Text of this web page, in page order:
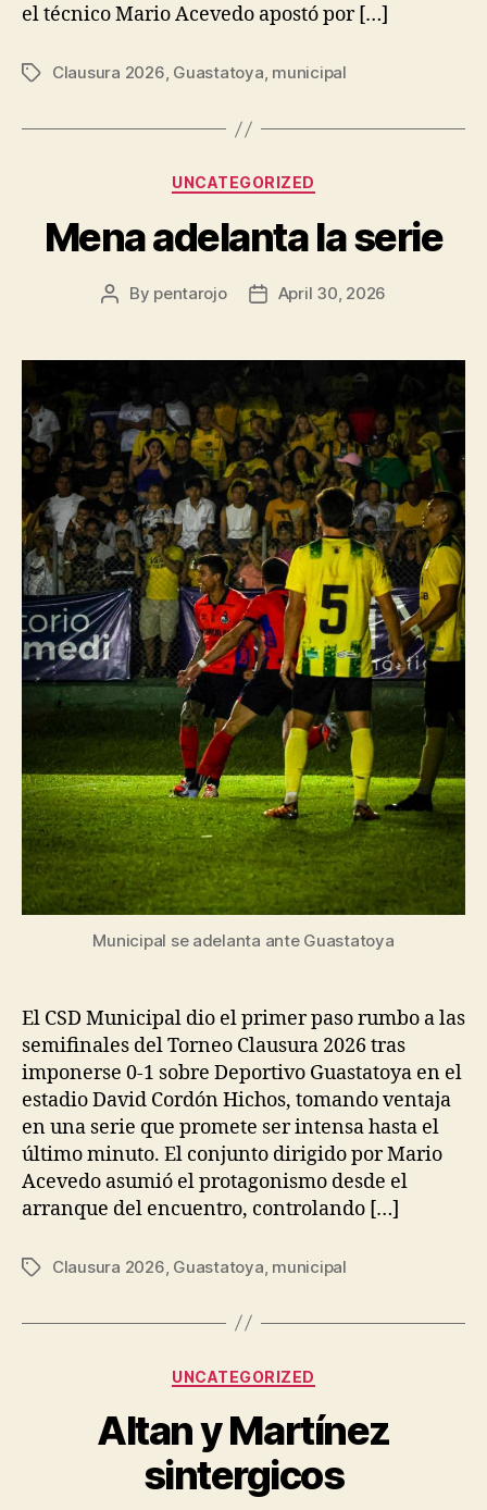
el técnico Mario Acevedo apostó por […]
TagsClausura 2026, Guastatoya, municipal
Categories
UNCATEGORIZED
Mena adelanta la serie
Post
By pentarojo
PostApril 30, 2026
Municipal se adelanta ante Guastatoya
El CSD Municipal dio el primer paso rumbo a las
semifinales del Torneo Clausura 2026 tras
imponerse 0-1 sobre Deportivo Guastatoya en el
estadio David Cordón Hichos, tomando ventaja
en una serie que promete ser intensa hasta el
último minuto. El conjunto dirigido por Mario
Acevedo asumió el protagonismo desde el
arranque del encuentro, controlando […]
TagsClausura 2026, Guastatoya, municipal
Categories
UNCATEGORIZED
Altan y Martínez
sintergicos